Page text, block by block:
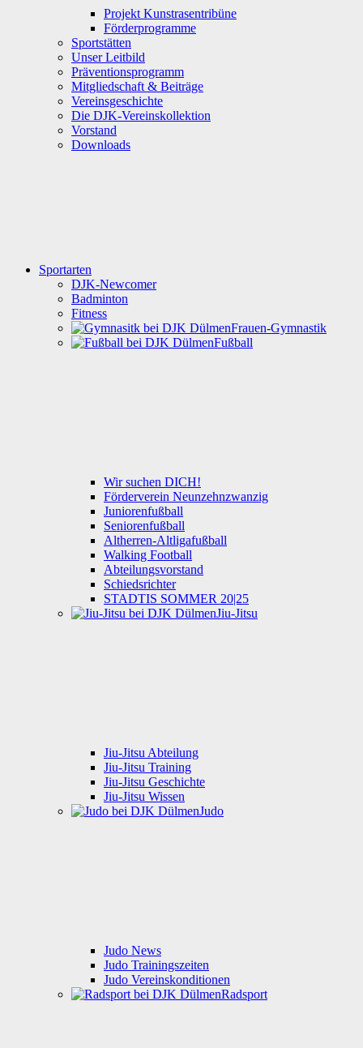
Projekt Kunstrasentribüne
Förderprogramme
Sportstätten
Unser Leitbild
Präventionsprogramm
Mitgliedschaft & Beiträge
Vereinsgeschichte
Die DJK-Vereinskollektion
Vorstand
Downloads
Sportarten
DJK-Newcomer
Badminton
Fitness
Frauen-Gymnastik
Fußball
Wir suchen DICH!
Förderverein Neunzehnzwanzig
Juniorenfußball
Seniorenfußball
Altherren-Altligafußball
Walking Football
Abteilungsvorstand
Schiedsrichter
STADTIS SOMMER 20|25
Jiu-Jitsu
Jiu-Jitsu Abteilung
Jiu-Jitsu Training
Jiu-Jitsu Geschichte
Jiu-Jitsu Wissen
Judo
Judo News
Judo Trainingszeiten
Judo Vereinskonditionen
Radsport